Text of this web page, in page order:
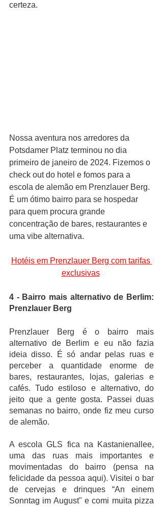
certeza.
Nossa aventura nos arredores da
Potsdamer Platz terminou no dia
primeiro de janeiro de 2024. Fizemos o
check out do hotel e fomos para a
escola de alemão em Prenzlauer Berg.
É um ótimo bairro para se hospedar
para quem procura grande
concentração de bares, restaurantes e
uma vibe alternativa.
Hotéis em Prenzlauer Berg com tarifas
exclusivas
4 - Bairro mais alternativo de Berlim:
Prenzlauer Berg
Prenzlauer Berg é o bairro mais
alternativo de Berlim e eu não fazia
ideia disso. É só andar pelas ruas e
perceber a quantidade enorme de
bares, restaurantes, lojas, galerias e
cafés. Tudo estiloso e alternativo, do
jeito que a gente gosta. Passei duas
semanas no bairro, onde fiz meu curso
de alemão.
A escola GLS fica na Kastanienallee,
uma das ruas mais importantes e
movimentadas do bairro (pensa na
felicidade da pessoa aqui). Visitei o bar
de cervejas e drinques “An einem
Sonntag im August" e comi muita pizza